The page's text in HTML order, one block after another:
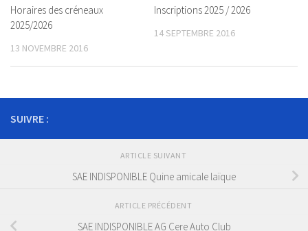
Horaires des créneaux
2025/2026
13 NOVEMBRE 2016
Inscriptions 2025 / 2026
14 SEPTEMBRE 2016
SUIVRE :
ARTICLE SUIVANT
SAE INDISPONIBLE Quine amicale laïque
ARTICLE PRÉCÉDENT
SAE INDISPONIBLE AG Cere Auto Club